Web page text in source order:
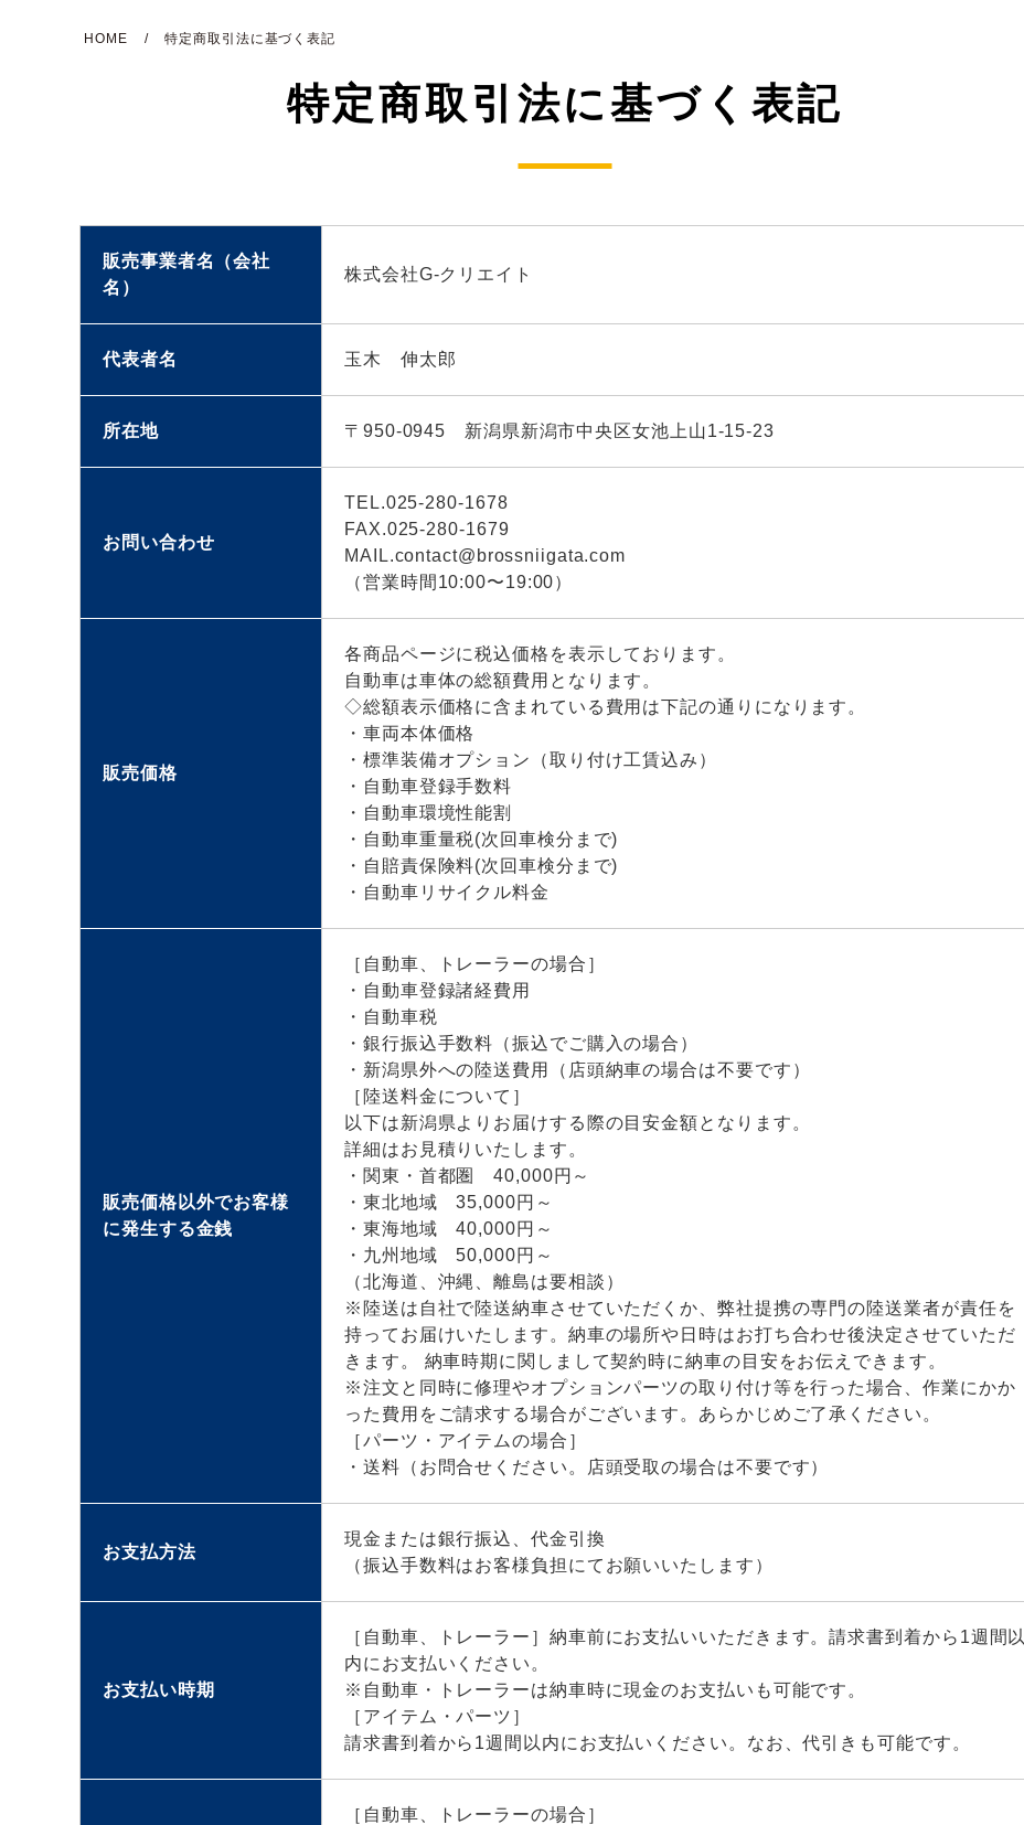
HOME 特定商取引法に基づく表記
特定商取引法に基づく表記
販売事業者名（会社
名）
株式会社G-クリエイト
代表者名 玉木 伸太郎
所在地 〒950-0945 新潟県新潟市中央区女池上山1-15-23
お問い合わせ
TEL.025-280-1678
FAX.025-280-1679
MAIL.contact@brossniigata.com
（営業時間10:00〜19:00）
販売価格
各商品ページに税込価格を表示しております。
自動車は車体の総額費用となります。
◇総額表示価格に含まれている費用は下記の通りになります。
・車両本体価格
・標準装備オプション（取り付け工賃込み）
・自動車登録手数料
・自動車環境性能割
・自動車重量税(次回車検分まで)
・自賠責保険料(次回車検分まで)
・自動車リサイクル料金
販売価格以外でお客様
に発生する金銭
［自動車、トレーラーの場合］
・自動車登録諸経費用
・自動車税
・銀行振込手数料（振込でご購入の場合）
・新潟県外への陸送費用（店頭納車の場合は不要です）
［陸送料金について］
以下は新潟県よりお届けする際の目安金額となります。
詳細はお見積りいたします。
・関東・首都圏 40,000円～
・東北地域 35,000円～
・東海地域 40,000円～
・九州地域 50,000円～
（北海道、沖縄、離島は要相談）
※陸送は自社で陸送納車させていただくか、弊社提携の専門の陸送業者が責任を
持ってお届けいたします。納車の場所や日時はお打ち合わせ後決定させていただ
きます。 納車時期に関しまして契約時に納車の目安をお伝えできます。
※注文と同時に修理やオプションパーツの取り付け等を行った場合、作業にかか
った費用をご請求する場合がございます。あらかじめご了承ください。
［パーツ・アイテムの場合］
・送料（お問合せください。店頭受取の場合は不要です）
お支払方法
現金または銀行振込、代金引換
（振込手数料はお客様負担にてお願いいたします）
お支払い時期
［自動車、トレーラー］納車前にお支払いいただきます。請求書到着から1週間以
内にお支払いください。
※自動車・トレーラーは納車時に現金のお支払いも可能です。
［アイテム・パーツ］
請求書到着から1週間以内にお支払いください。なお、代引きも可能です。
［自動車、トレーラーの場合］